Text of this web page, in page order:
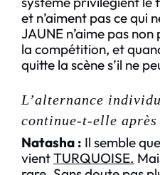
et n’aiment pas ce qui
JAUNE n’aime pas non
la compétition, et
quitte la scène s’il ne
L’alternance
continue-t-elle après
Natasha : Il semble
vientTURQUOISE.